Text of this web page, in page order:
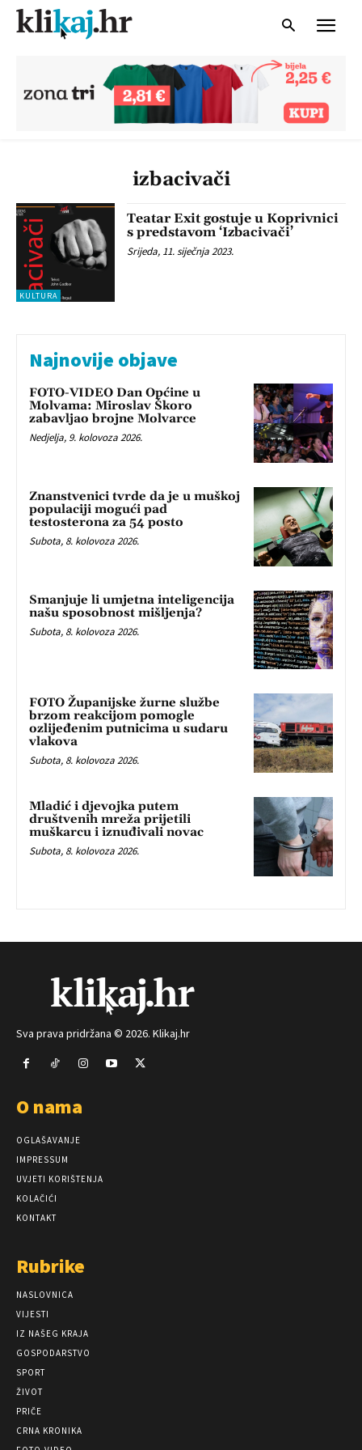
izbacivači
KULTURA
Teatar Exit gostuje u Koprivnici
s predstavom ‘Izbacivači’
Srijeda, 11. siječnja 2023.
Najnovije objave
FOTO-VIDEO Dan Općine u
Molvama: Miroslav Škoro
zabavljao brojne Molvarce
Nedjelja, 9. kolovoza 2026.
Znanstvenici tvrde da je u muškoj
populaciji mogući pad
testosterona za 54 posto
Subota, 8. kolovoza 2026.
Smanjuje li umjetna inteligencija
našu sposobnost mišljenja?
Subota, 8. kolovoza 2026.
FOTO Županijske žurne službe
brzom reakcijom pomogle
ozlijeđenim putnicima u sudaru
vlakova
Subota, 8. kolovoza 2026.
Mladić i djevojka putem
društvenih mreža prijetili
muškarcu i iznuđivali novac
Subota, 8. kolovoza 2026.
Sva prava pridržana © 2026. Klikaj.hr
O nama
OGLAŠAVANJE
IMPRESSUM
UVJETI KORIŠTENJA
KOLAČIĆI
KONTAKT
Rubrike
NASLOVNICA
VIJESTI
IZ NAŠEG KRAJA
GOSPODARSTVO
SPORT
ŽIVOT
PRIČE
CRNA KRONIKA